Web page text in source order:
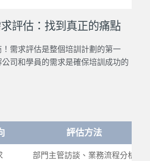
評估：找到真正的痛點
需求評估是整個培訓計劃的第一
司和學員的需求是確保培訓成功的
評估方法
部門主管訪談、業務流程分析